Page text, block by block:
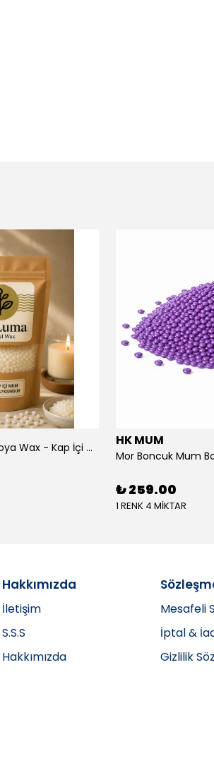
BioLuma Premium Soya Wax - Kap İçi Mumlar İçin Boncuk Form HK MUM
Mor Boncuk Mum
₺ 259.00
1 RENK 4 MİKTAR
Hakkımızda
İletişim
S.S.S
Hakkımızda
Mesafeli
İptal &
Gizlilik